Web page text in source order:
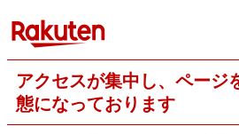
アクセスが集中し、ページ
態になっております